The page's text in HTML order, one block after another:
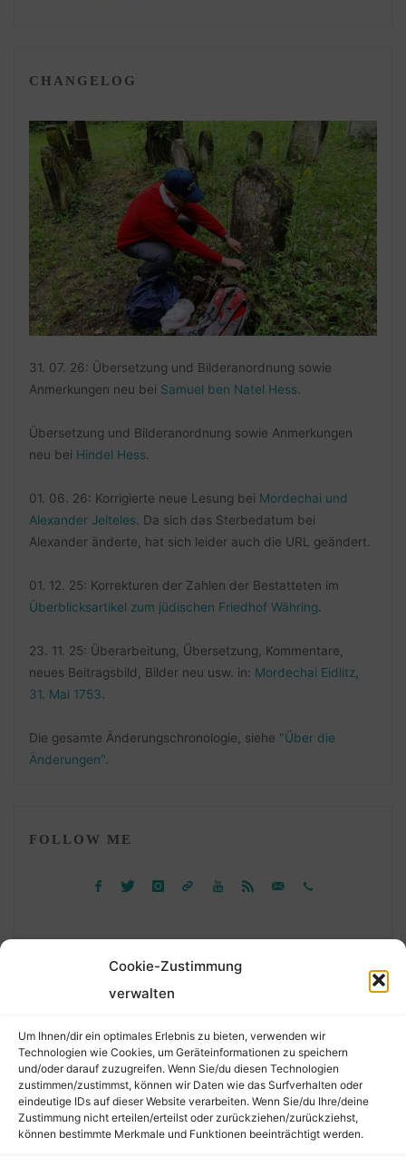
Cookie-Zustimmung
verwalten
Um Ihnen/dir ein optimales Erlebnis zu bieten, verwenden wir
Technologien wie Cookies, um Geräteinformationen zu speichern
und/oder darauf zuzugreifen. Wenn Sie/du diesen Technologien
zustimmen/zustimmst, können wir Daten wie das Surfverhalten oder
eindeutige IDs auf dieser Website verarbeiten. Wenn Sie/du Ihre/deine
Zustimmung nicht erteilen/erteilst oder zurückziehen/zurückziehst,
können bestimmte Merkmale und Funktionen beeinträchtigt werden.
CHANGELOG
31. 07. 26: Übersetzung und Bilderanordnung sowie
Anmerkungen neu bei Samuel ben Natel Hess
Übersetzung und Bilderanordnung sowie Anmerkungen
neu bei Hindel Hess
01. 06. 26: Korrigierte neue Lesung bei Mordechai und
Alexander Jeiteles . Da sich das Sterbedatum bei
Alexander änderte, hat sich leider auch die URL geändert.
01. 12. 25: Korrekturen der Zahlen der Bestatteten im
Überblicksartikel zum jüdischen Friedhof Währing
23. 11. 25: Überarbeitung, Übersetzung, Kommentare,
neues Beitragsbild, Bilder neu usw. in: Mordechai Eidlitz,
31. Mai 1753
Die gesamte Änderungschronologie, siehe "Über die
Änderungen".
FOLLOW ME
nach:
©2026 Der Transkribierer